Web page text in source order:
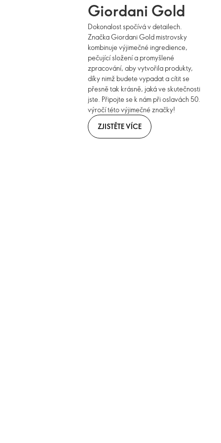
Giordani Gold
Dokonalost spočívá v detailech.
Značka Giordani Gold mistrovsky
kombinuje výjimečné ingredience,
pečující složení a promyšlené
zpracování, aby vytvořila produkty,
díky nimž budete vypadat a cítit se
přesně tak krásně, jaká ve skutečnosti
jste. Připojte se k nám při oslavách 50.
výročí této výjimečné značky!
ZJISTĚTE VÍCE